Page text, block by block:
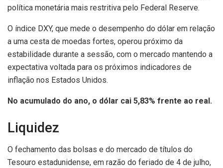
política monetária mais restritiva pelo Federal Reserve.
O índice DXY, que mede o desempenho do dólar em relação
a uma cesta de moedas fortes, operou próximo da
estabilidade durante a sessão, com o mercado mantendo a
expectativa voltada para os próximos indicadores de
inflação nos Estados Unidos.
No acumulado do ano, o dólar cai 5,83% frente ao real.
Liquidez
O fechamento das bolsas e do mercado de títulos do
Tesouro estadunidense, em razão do feriado de 4 de julho,